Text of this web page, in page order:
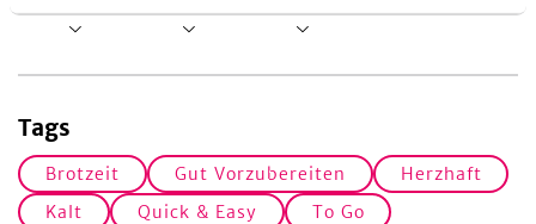
Tags
Brotzeit Gut Vorzubereiten
Herzhaft
Kalt
Quick & Easy
To Go